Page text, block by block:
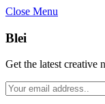
Close Menu
Blei
Get the latest creative